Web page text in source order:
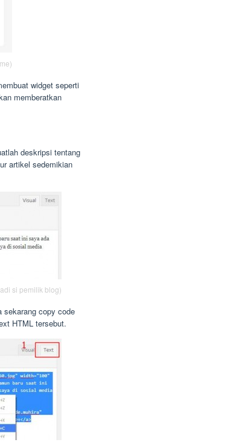
widget seperti
memberatkan
deskripsi tentang
artikel sedemikian
si pemilik blog)
sekarang copy code
HTML tersebut.